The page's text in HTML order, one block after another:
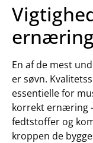
ernæring
En af de mest
er søvn.
essentielle for
korrekt ernæring
fedtstoffer og
kroppen de